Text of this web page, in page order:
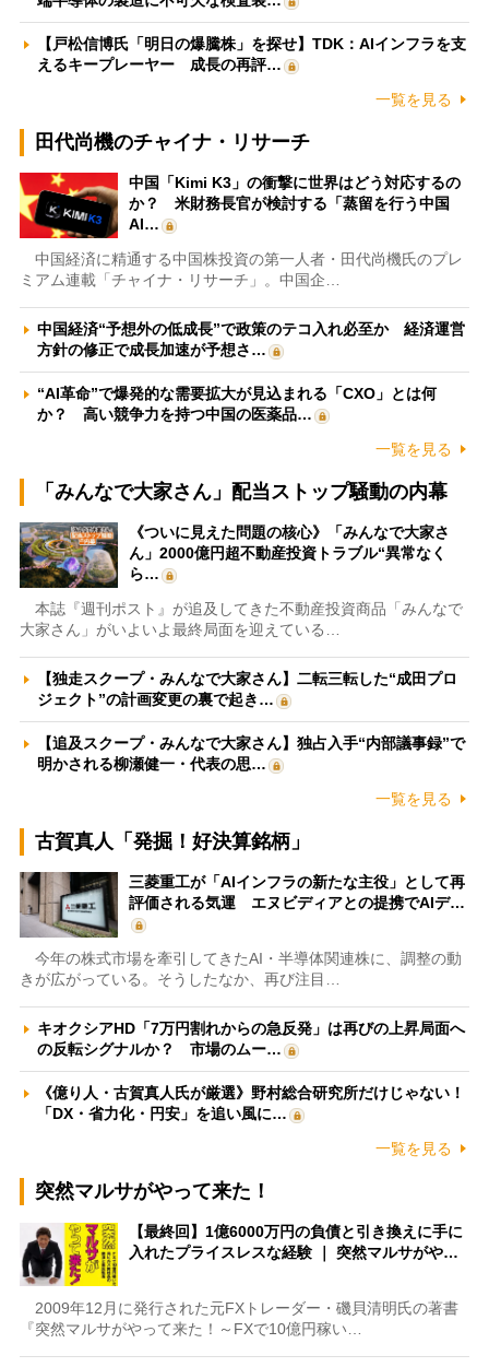
【戸松信博氏「明日の爆騰株」を探せ】TDK：AIインフラを支
えるキープレーヤー 成長の再評…
一覧を見る
田代尚機のチャイナ・リサーチ
中国「Kimi K3」の衝撃に世界はどう対応するの
か？ 米財務長官が検討する「蒸留を行う中国
AI…
中国経済に精通する中国株投資の第一人者・田代尚機氏のプレ
ミアム連載「チャイナ・リサーチ」。中国企…
中国経済“予想外の低成長”で政策のテコ入れ必至か 経済運営
方針の修正で成長加速が予想さ…
“AI革命”で爆発的な需要拡大が見込まれる「CXO」とは何
か？ 高い競争力を持つ中国の医薬品…
一覧を見る
「みんなで大家さん」配当ストップ騒動の内幕
《ついに見えた問題の核心》「みんなで大家さ
ん」2000億円超不動産投資トラブル“異常なく
ら…
本誌『週刊ポスト』が追及してきた不動産投資商品「みんなで
大家さん」がいよいよ最終局面を迎えている…
【独走スクープ・みんなで大家さん】二転三転した“成田プロ
ジェクト”の計画変更の裏で起き…
【追及スクープ・みんなで大家さん】独占入手“内部議事録”で
明かされる柳瀬健一・代表の思…
一覧を見る
古賀真人「発掘！好決算銘柄」
三菱重工が「AIインフラの新たな主役」として再
評価される気運 エヌビディアとの提携でAIデ…
今年の株式市場を牽引してきたAI・半導体関連株に、調整の動
きが広がっている。そうしたなか、再び注目…
キオクシアHD「7万円割れからの急反発」は再びの上昇局面へ
の反転シグナルか？ 市場のムー…
《億り人・古賀真人氏が厳選》野村総合研究所だけじゃない！
「DX・省力化・円安」を追い風に…
一覧を見る
突然マルサがやって来た！
【最終回】1億6000万円の負債と引き換えに手に
入れたプライスレスな経験 ｜ 突然マルサがや…
2009年12月に発行された元FXトレーダー・磯貝清明氏の著書
『突然マルサがやって来た！～FXで10億円稼い…